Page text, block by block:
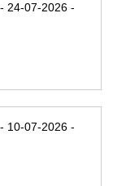
24-07-2026 -
10-07-2026 -